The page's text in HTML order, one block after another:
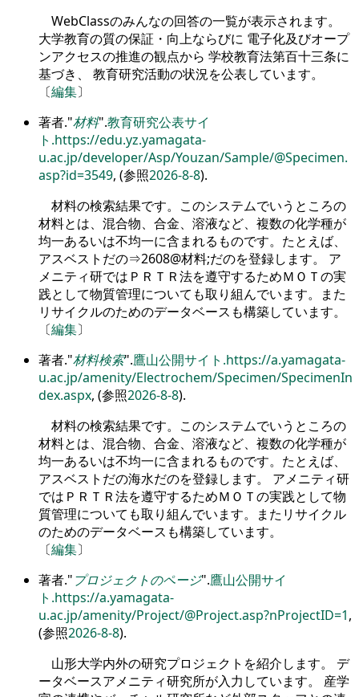
WebClassのみんなの回答の一覧が表示されます。
大学教育の質の保証・向上ならびに 電子化及びオープ
ンアクセスの推進の観点から 学校教育法第百十三条に
基づき、 教育研究活動の状況を公表しています。
〔編集〕
著者. 材料 .教育研究公表サイ
ト.https://edu.yz.yamagata-
u.ac.jp/developer/Asp/Youzan/Sample/@Specimen.
asp?id=3549, (参照2026-8-8).
材料の検索結果です。このシステムでいうところの
材料とは、混合物、合金、溶液など、複数の化学種が
均一あるいは不均一に含まれるものです。たとえば、
アスベストだの⇒2608@材料;だのを登録します。 ア
メニティ研ではＰＲＴＲ法を遵守するためＭＯＴの実
践として物質管理についても取り組んでいます。また
リサイクルのためのデータベースも構築しています。
〔編集〕
著者. 材料検索 .鷹山公開サイト.https://a.yamagata-
u.ac.jp/amenity/Electrochem/Specimen/SpecimenIn
dex.aspx, (参照2026-8-8).
材料の検索結果です。このシステムでいうところの
材料とは、混合物、合金、溶液など、複数の化学種が
均一あるいは不均一に含まれるものです。たとえば、
アスベストだの海水だのを登録します。 アメニティ研
ではＰＲＴＲ法を遵守するためＭＯＴの実践として物
質管理についても取り組んでいます。またリサイクル
のためのデータベースも構築しています。
〔編集〕
著者. プロジェクトのページ .鷹山公開サイ
ト.https://a.yamagata-
u.ac.jp/amenity/Project/@Project.asp?nProjectID=1,
(参照2026-8-8).
山形大学内外の研究プロジェクトを紹介します。 デ
ータベースアメニティ研究所が入力しています。 産学